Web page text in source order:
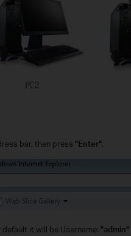
bar, then press "Enter".
it will be Username: "admin"